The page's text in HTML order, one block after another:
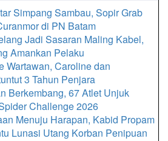
Simpang Sambau, Sopir Grab
di PN Batam
Jadi Sasaran Maling Kabel,
Amankan Pelaku
Wartawan, Caroline dan
3 Tahun Penjara
Berkembang, 67 Atlet Unjuk
Challenge 2026
Menuju Harapan, Kabid Propam
Lunasi Utang Korban Penipuan